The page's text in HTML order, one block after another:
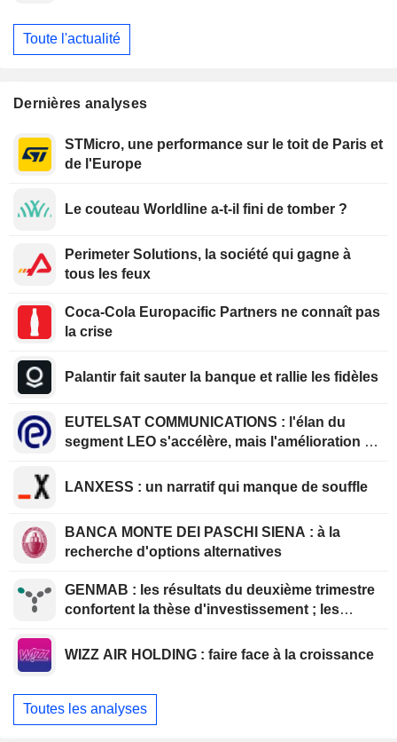
Toute l'actualité
Dernières analyses
STMicro, une performance sur le toit de Paris et
de l'Europe
Le couteau Worldline a-t-il fini de tomber ?
Perimeter Solutions, la société qui gagne à
tous les feux
Coca-Cola Europacific Partners ne connaît pas
la crise
Palantir fait sauter la banque et rallie les fidèles
EUTELSAT COMMUNICATIONS : l'élan du
segment LEO s'accélère, mais l'amélioration de
LANXESS : un narratif qui manque de souffle
BANCA MONTE DEI PASCHI SIENA : à la
recherche d'options alternatives
GENMAB : les résultats du deuxième trimestre
confortent la thèse d'investissement ; les
WIZZ AIR HOLDING : faire face à la croissance
Toutes les analyses